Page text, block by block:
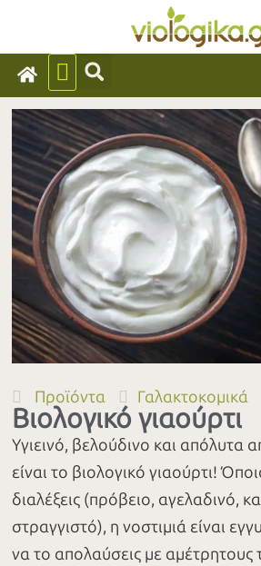
Προϊόντα Γαλακτοκομικά
Βιολογικό γιαούρτι
Υγιεινό, βελούδινο και απόλυτα
είναι το βιολογικό γιαούρτι!
διαλέξεις (πρόβειο, αγελαδινό,
στραγγιστό), η νοστιμιά είναι
να το απολαύσεις με αμέτρητους